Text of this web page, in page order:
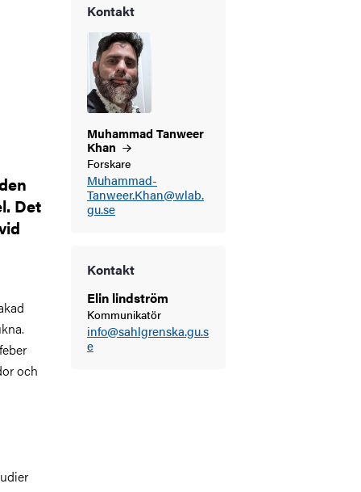
Det
Kontakt
Muhammad Tanweer
Khan
Forskare
Muhammad-
Tanweer.Khan@wlab.
gu.se
Kontakt
Elin lindström
Kommunikatör
info@sahlgrenska.gu.s
e
och